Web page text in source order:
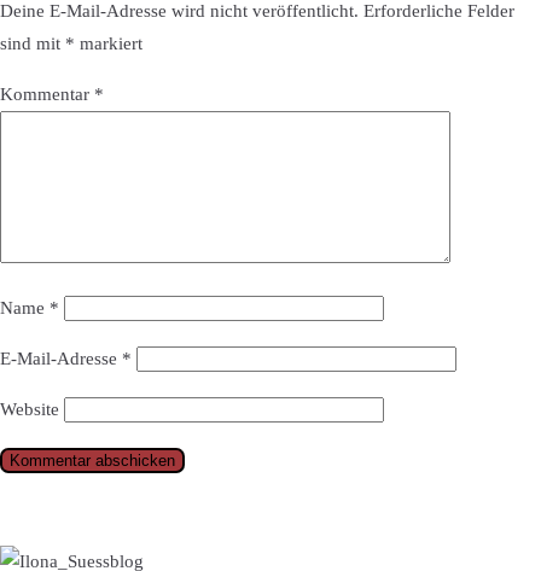
Deine E-Mail-Adresse wird nicht veröffentlicht. Erforderliche Felder
sind mit * markiert
Kommentar *
Name *
E-Mail-Adresse *
Website